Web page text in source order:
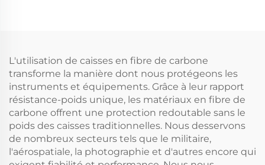
L'utilisation de caisses en fibre de carbone
transforme la manière dont nous protégeons les
instruments et équipements. Grâce à leur rapport
résistance-poids unique, les matériaux en fibre de
carbone offrent une protection redoutable sans le
poids des caisses traditionnelles. Nous desservons
de nombreux secteurs tels que le militaire,
l'aérospatiale, la photographie et d'autres encore qui